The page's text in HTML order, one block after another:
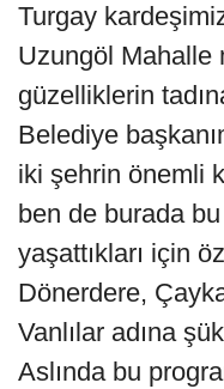
Turgay
Uzungöl Mahalle
güzelliklerin
Belediye
iki şehrin önemli
ben de burada
yaşattıkları için
Dönerdere,
Vanlılar adına
Aslında bu